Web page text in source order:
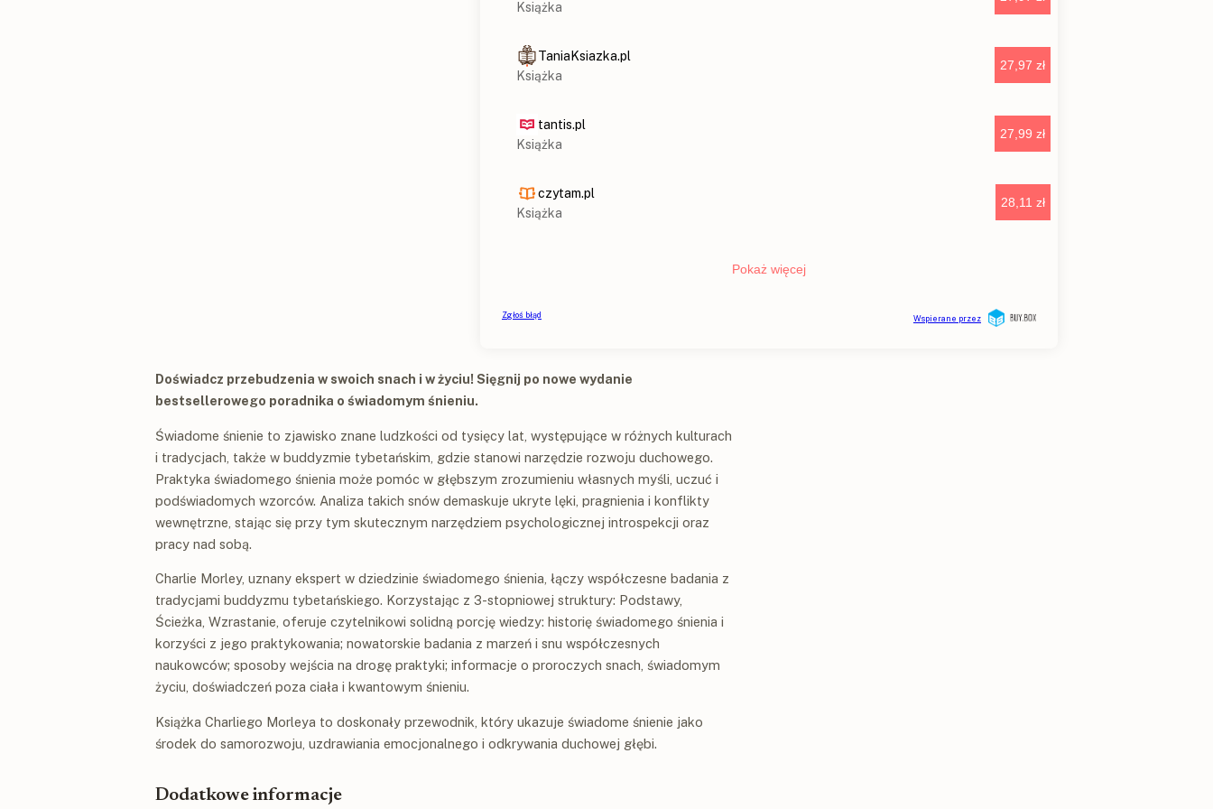
Doświadcz przebudzenia w swoich snach i w życiu! Sięgnij po nowe wydanie
bestsellerowego poradnika o świadomym śnieniu.
Świadome śnienie to zjawisko znane ludzkości od tysięcy lat, występujące w różnych kulturach
i tradycjach, także w buddyzmie tybetańskim, gdzie stanowi narzędzie rozwoju duchowego.
Praktyka świadomego śnienia może pomóc w głębszym zrozumieniu własnych myśli, uczuć i
podświadomych wzorców. Analiza takich snów demaskuje ukryte lęki, pragnienia i konflikty
wewnętrzne, stając się przy tym skutecznym narzędziem psychologicznej introspekcji oraz
pracy nad sobą.
Charlie Morley, uznany ekspert w dziedzinie świadomego śnienia, łączy współczesne badania z
tradycjami buddyzmu tybetańskiego. Korzystając z 3-stopniowej struktury: Podstawy,
Ścieżka, Wzrastanie, oferuje czytelnikowi solidną porcję wiedzy: historię świadomego śnienia i
korzyści z jego praktykowania; nowatorskie badania z marzeń i snu współczesnych
naukowców; sposoby wejścia na drogę praktyki; informacje o proroczych snach, świadomym
życiu, doświadczeń poza ciała i kwantowym śnieniu.
Książka Charliego Morleya to doskonały przewodnik, który ukazuje świadome śnienie jako
środek do samorozwoju, uzdrawiania emocjonalnego i odkrywania duchowej głębi.
Dodatkowe informacje